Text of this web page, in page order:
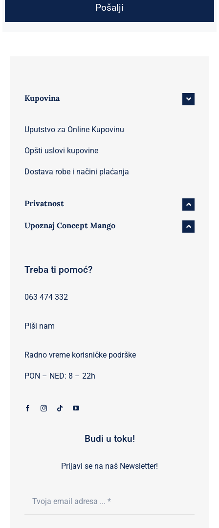
Budi u toku!
Prijavi se na naš Newsletter!
Kupovina
Uputstvo za Online Kupovinu
Opšti uslovi kupovine
Dostava robe i načini plaćanja
Privatnost
Upoznaj Concept Mango
Treba ti pomoć?
063 474 332
Piši nam
Radno vreme korisničke podrške
PON – NED: 8 – 22h